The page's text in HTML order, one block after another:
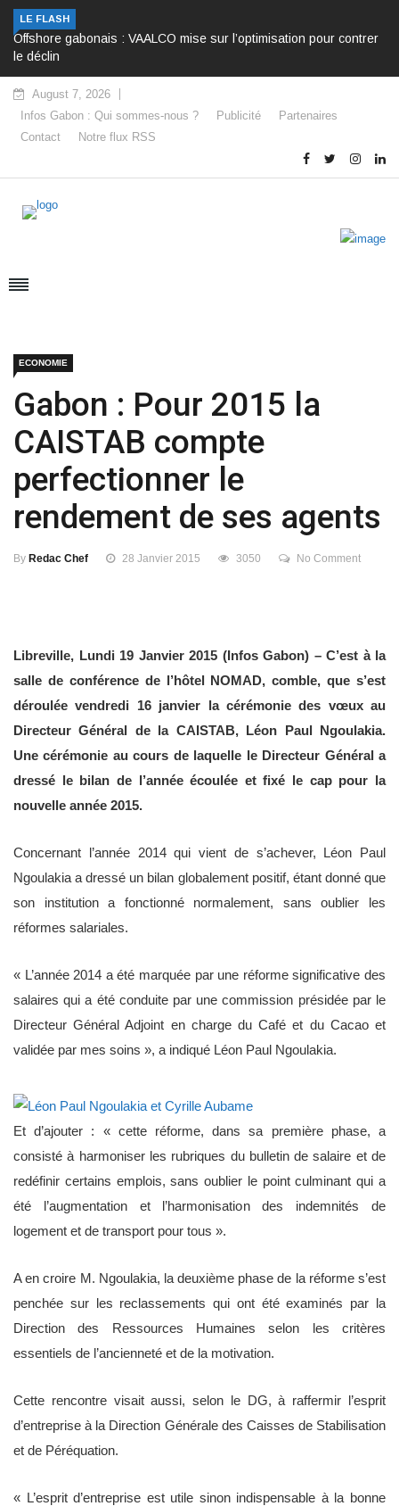
LE FLASH
Offshore gabonais : VAALCO mise sur l’optimisation pour contrer
le déclin
August 7, 2026
Infos Gabon : Qui sommes-nous ?
Publicité
Partenaires
Contact
Notre flux RSS
ECONOMIE
Gabon : Pour 2015 la
CAISTAB compte
perfectionner le
rendement de ses agents
By Redac Chef 28 Janvier 2015 3050 No Comment
Libreville, Lundi 19 Janvier 2015 (Infos Gabon) – C’est à la
salle de conférence de l’hôtel NOMAD, comble, que s’est
déroulée vendredi 16 janvier la cérémonie des vœux au
Directeur Général de la CAISTAB, Léon Paul Ngoulakia.
Une cérémonie au cours de laquelle le Directeur Général a
dressé le bilan de l’année écoulée et fixé le cap pour la
nouvelle année 2015.
Concernant l’année 2014 qui vient de s’achever, Léon Paul
Ngoulakia a dressé un bilan globalement positif, étant donné que
son institution a fonctionné normalement, sans oublier les
réformes salariales.
« L’année 2014 a été marquée par une réforme significative des
salaires qui a été conduite par une commission présidée par le
Directeur Général Adjoint en charge du Café et du Cacao et
validée par mes soins », a indiqué Léon Paul Ngoulakia.
Et d’ajouter : « cette réforme, dans sa première phase, a
consisté à harmoniser les rubriques du bulletin de salaire et de
redéfinir certains emplois, sans oublier le point culminant qui a
été l’augmentation et l’harmonisation des indemnités de
logement et de transport pour tous ».
A en croire M. Ngoulakia, la deuxième phase de la réforme s’est
penchée sur les reclassements qui ont été examinés par la
Direction des Ressources Humaines selon les critères
essentiels de l’ancienneté et de la motivation.
Cette rencontre visait aussi, selon le DG, à raffermir l’esprit
d’entreprise à la Direction Générale des Caisses de Stabilisation
et de Péréquation.
« L’esprit d’entreprise est utile sinon indispensable à la bonne